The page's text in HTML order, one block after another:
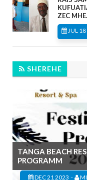
ZEC
JUL
SHEREHE
TANGA BEACH
PROGRAMM
DEC 21 2023 -